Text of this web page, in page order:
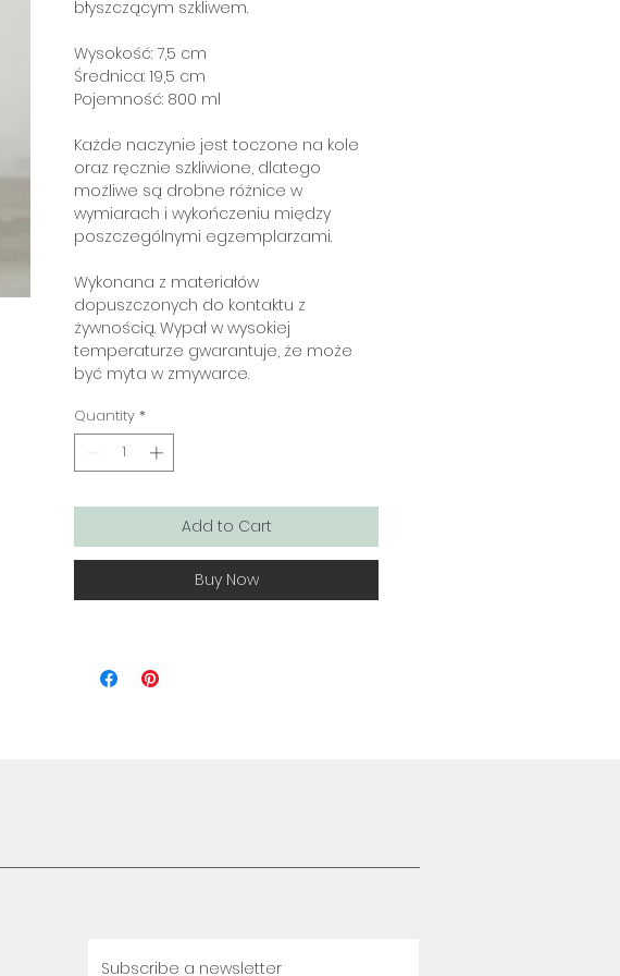
błyszczącym szkliwem.
Wysokość: 7,5 cm
Średnica: 19,5 cm
Pojemność: 800 ml
Każde naczynie jest toczone na kole
oraz ręcznie szkliwione, dlatego
możliwe są drobne różnice w
wymiarach i wykończeniu między
poszczególnymi egzemplarzami.
Wykonana z materiałów
dopuszczonych do kontaktu z
żywnością. Wypał w wysokiej
temperaturze gwarantuje, że może
być myta w zmywarce.
Quantity *
Add to Cart
Buy Now
Subscribe a newsletter